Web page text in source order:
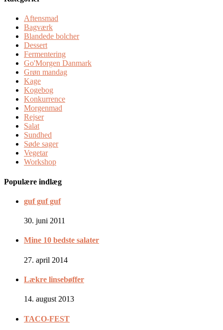
Aftensmad
Bagværk
Blandede bolcher
Dessert
Fermentering
Go'Morgen Danmark
Grøn mandag
Kage
Kogebog
Konkurrence
Morgenmad
Rejser
Salat
Sundhed
Søde sager
Vegetar
Workshop
Populære indlæg
guf guf guf
30. juni 2011
Mine 10 bedste salater
27. april 2014
Lækre linsebøffer
14. august 2013
TACO-FEST